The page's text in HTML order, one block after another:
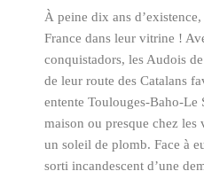
À peine dix ans
France dans leur vitrine !
conquistadors, les Audois
de leur route des Catalans
entente Toulouges-Baho-Le
maison ou presque chez les
un soleil de plomb. Face à
sorti incandescent d’une